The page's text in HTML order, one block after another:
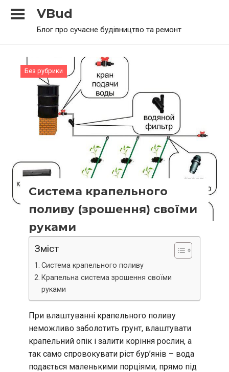
VBud
Блог про сучасне будівництво та ремонт
Без рубрики
Система крапельного
поливу (зрошення) своїми
руками
Зміст
Система крапельного поливу
Крапельна система зрошення своїми
руками
При влаштуванні крапельного поливу
неможливо заболотить грунт, влаштувати
крапельний опік і залити коріння рослин, а
так само спровокувати ріст бур’янів – вода
подається маленькими порціями, прямо під